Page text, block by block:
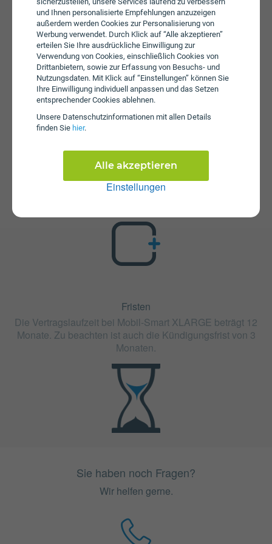
und Ihnen personalisierte Empfehlungen anzuzeigen
außerdem werden Cookies zur Personalisierung von
Werbung verwendet. Durch Klick auf “Alle akzeptieren”
erteilen Sie Ihre ausdrückliche Einwilligung zur
Verwendung von Cookies, einschließlich Cookies von
Drittanbietern, sowie zur Erfassung von Besuchs- und
Nutzungsdaten. Mit Klick auf “Einstellungen” können Sie
Ihre Einwilligung individuell anpassen und das Setzen
entsprechender Cookies ablehnen.
Unsere Daten­schutz­informationen mit allen Details
finden Sie hier.
Einstellungen
Alle akzeptieren
Zugriff auf das Internet zu haben. Zusätzlich fällt beim
Mobil-Smart XLARGE eine Aktivierungsgebühr in Höhe
von € 19,99 an. Es wird keine Servicepauschale erhoben.
Mobil-Smart XLARGE ist mit verschiedenen
Zusatzangeboten erweiterbar. Mehr über kombinierbare
Zusatzprodukte erfahren Sie in unserm Handytarif-
Rechner. Dort können Sie den Tarif nach Belieben mit
Fristen
Die Vertragslaufzeit bei Mobil-Smart XLARGE beträgt 12
Monate. Zu beachten ist auch die Kündigungsfrist von 3
Monaten.
Sie haben noch Fragen?
Wir helfen gerne.